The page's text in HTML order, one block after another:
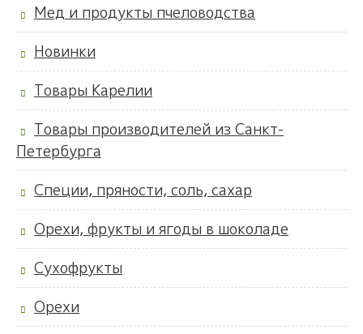
Мед и продукты пчеловодства
Новинки
Товары Карелии
Товары производителей из Санкт-
Петербурга
Специи, пряности, соль, сахар
Орехи, фрукты и ягоды в шоколаде
Сухофрукты
Орехи